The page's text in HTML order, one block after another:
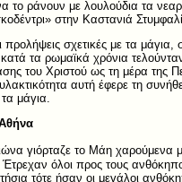
το ράνουν με λουλούδια τα
στην Καστανιά
προλήψεις σχετικές με τα
τα ρωμαϊκά χρόνια
του Χριστού ως τη μέρα της
αυτή έφερε τη
μάγια.
γιόρταζε το Mάη χαρούμενα
Έτρεχαν όλοι προς τους
τότε ήσαν οι μεγάλοι